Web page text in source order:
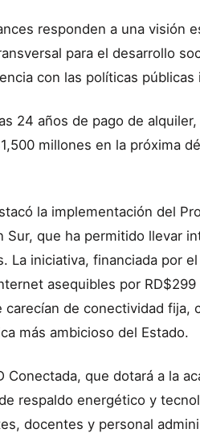
responden a una visión
para el desarrollo
con las políticas
24 años de pago de
millones en la próxima
la implementación del
que ha permitido llevar
La iniciativa, financiada por
asequibles por
de conectividad fija,
más ambicioso del Estado.
Conectada, que dotará a la
respaldo energético y
docentes y personal